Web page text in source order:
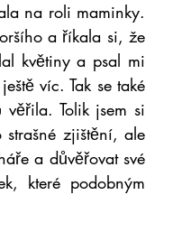
na roli maminky.
a říkala si, že
květiny a psal mi
víc. Tak se také
Tolik jsem si
zjištění, ale
a důvěřovat své
které podobným